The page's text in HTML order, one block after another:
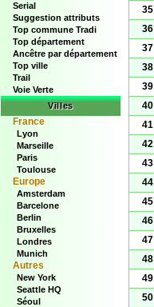
Serial
Suggestion attributs
Top commune Tradi
Top département
Ancêtre par département
Top ville
Trail
Voie Verte
Villes
France
Lyon
Marseille
Paris
Toulouse
Europe
Amsterdam
Barcelone
Berlin
Bruxelles
Londres
Munich
Autres
New York
Seattle HQ
Séoul
35
36
37
38
39
40
41
42
43
44
45
46
47
48
49
50